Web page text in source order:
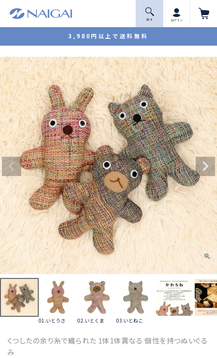
3,980円以上で送料無料
探 す ログイン
01.いとうさ 02.いとくま 03.いとねこ
くつしたの余り糸で織られた 1体1体異なる 個性を持つぬいぐる
み